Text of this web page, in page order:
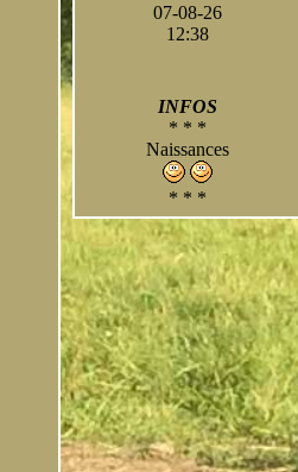
07-08-26
12:38
* * *
Naissances
* * *
A suivre
- photos
- résultats
- portée 2023
* * *